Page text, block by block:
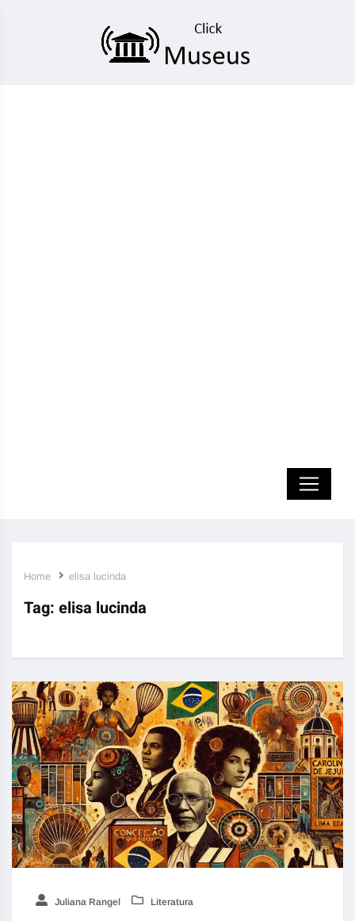
Home elisa lucinda
Tag: elisa lucinda
Juliana Rangel Literatura